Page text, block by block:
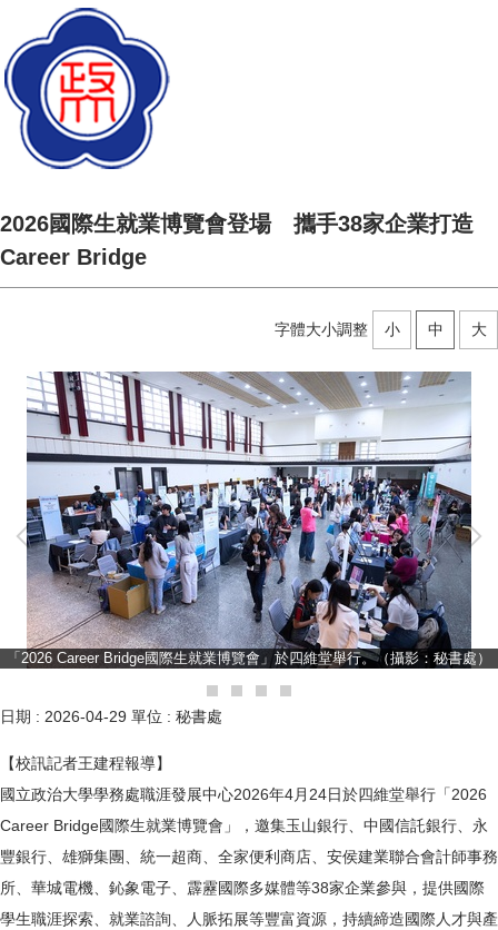
2026國際生就業博覽會登場 攜手38家企業打造
Career Bridge
字體大小調整 小 中 大
「2026 Career Bridge國際生就業博覽會」於四維堂舉行。（攝影：秘書處）
日期 : 2026-04-29 單位 : 秘書處
【校訊記者王建程報導】
國立政治大學學務處職涯發展中心2026年4月24日於四維堂舉行「2026
Career Bridge國際生就業博覽會」，邀集玉山銀行、中國信託銀行、永
豐銀行、雄獅集團、統一超商、全家便利商店、安侯建業聯合會計師事務
所、華城電機、鈊象電子、霹靂國際多媒體等38家企業參與，提供國際
學生職涯探索、就業諮詢、人脈拓展等豐富資源，持續締造國際人才與產